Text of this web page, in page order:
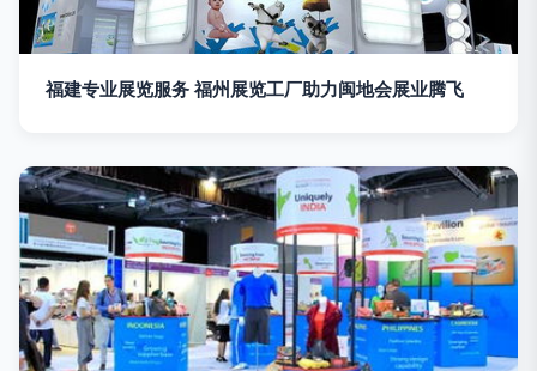
福建专业展览服务 福州展览工厂助力闽地会展业腾飞